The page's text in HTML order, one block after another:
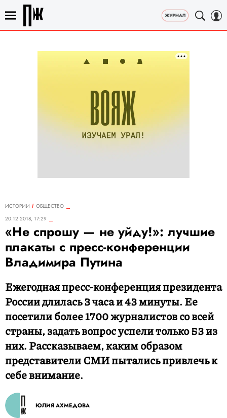
ИСТОРИИ
ОБЩЕСТВО
20.12.2018, 17:29
«Не спрошу — не уйду!»: лучшие
плакаты с пресс-конференции
Владимира Путина
Ежегодная пресс-конференция президента
России длилась 3 часа и 43 минуты. Ее
посетили более 1700 журналистов со всей
страны, задать вопрос успели только 53 из
них. Рассказываем, каким образом
представители СМИ пытались привлечь к
себе внимание.
ЮЛИЯ АХМЕДОВА